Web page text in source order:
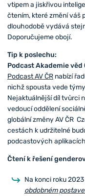
vtipem a jiskřivou
čtením, které změní váš
dlouhodobě vydává
Doporučujeme obojí.
Tip k poslechu:
Podcast Akademie věd
Podcast AV ČR nabízí
nichž spousta vede
Nejaktuálnější díl tvůrci
vedoucí oddělení
globální změny AV ČR
cestách k udržitelné
podcastových
Čtení k řešení
Na konci roku
obdobném